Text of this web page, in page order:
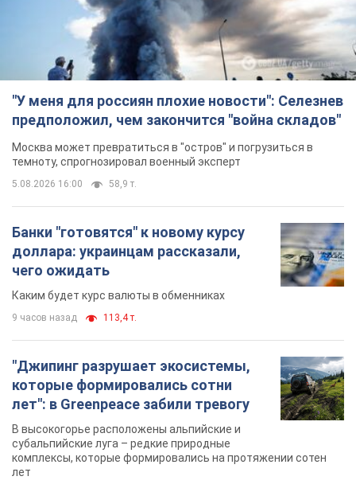
"У меня для россиян плохие новости": Селезнев
предположил, чем закончится "война складов"
Москва может превратиться в "остров" и погрузиться в
темноту, спрогнозировал военный эксперт
5.08.2026 16:00 58,9 т.
Банки "готовятся" к новому курсу
доллара: украинцам рассказали,
чего ожидать
Каким будет курс валюты в обменниках
9 часов назад 113,4 т.
"Джипинг разрушает экосистемы,
которые формировались сотни
лет": в Greenpeace забили тревогу
В высокогорье расположены альпийские и
субальпийские луга – редкие природные
комплексы, которые формировались на протяжении сотен
лет